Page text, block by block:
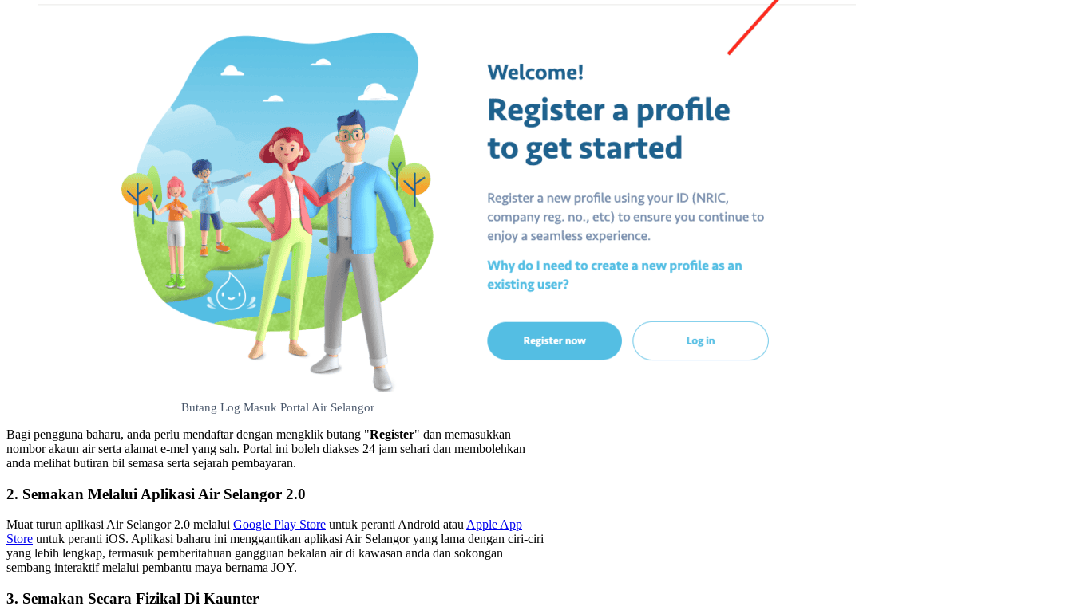
Butang Log Masuk Portal Air Selangor
Bagi pengguna baharu, anda perlu mendaftar dengan mengklik butang "Register" dan memasukkan
nombor akaun air serta alamat e-mel yang sah. Portal ini boleh diakses 24 jam sehari dan membolehkan
anda melihat butiran bil semasa serta sejarah pembayaran.
2. Semakan Melalui Aplikasi Air Selangor 2.0
Muat turun aplikasi Air Selangor 2.0 melalui Google Play Store untuk peranti Android atau Apple App
Store untuk peranti iOS. Aplikasi baharu ini menggantikan aplikasi Air Selangor yang lama dengan ciri-ciri
yang lebih lengkap, termasuk pemberitahuan gangguan bekalan air di kawasan anda dan sokongan
sembang interaktif melalui pembantu maya bernama JOY.
3. Semakan Secara Fizikal Di Kaunter